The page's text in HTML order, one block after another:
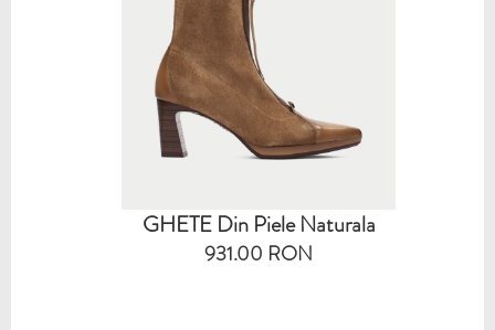
GHETE Din Piele Naturala
931.00 RON